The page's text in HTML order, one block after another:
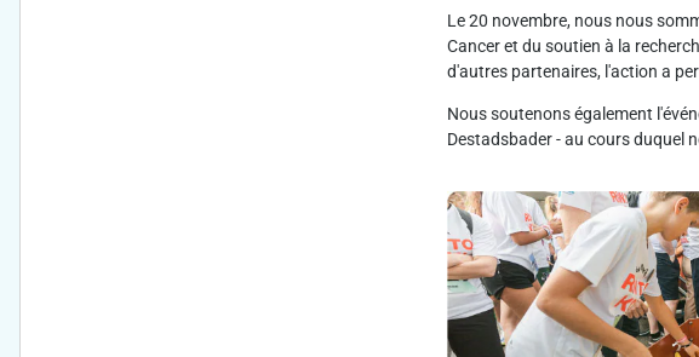
Le 20 novembre, nous nous
Cancer et du soutien à la
d'autres partenaires, l'action a
Nous soutenons également
Destadsbader - au cours duquel